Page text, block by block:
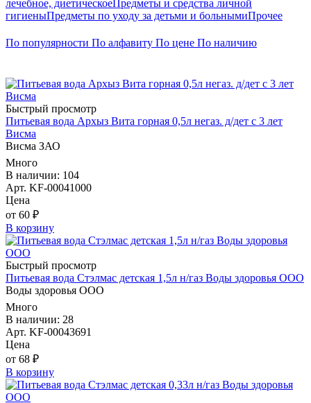
лечебное, диетическоеПредметы и средства личной
гигиеныПредметы по уходу за детьми и больнымиПрочее
По популярности По алфавиту По цене По наличию
Быстрый просмотр
Питьевая вода Архыз Вита горная 0,5л негаз. д/дет с 3 лет
Висма
Висма ЗАО
Много
В наличии: 104
Арт. KF-00041000
Цена
от 60 ₽
В корзину
Быстрый просмотр
Питьевая вода Стэлмас детская 1,5л н/газ Воды здоровья ООО
Воды здоровья ООО
Много
В наличии: 28
Арт. KF-00043691
Цена
от 68 ₽
В корзину